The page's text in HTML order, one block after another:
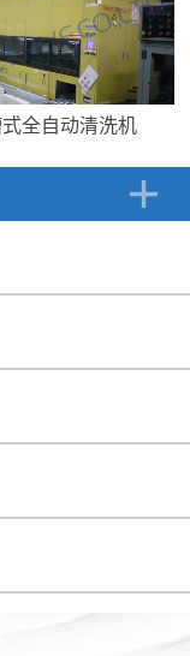
全自动清洗机